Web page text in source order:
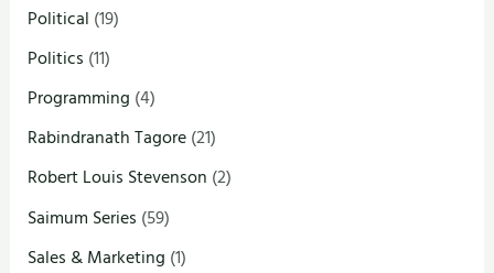
Political (19)
Politics (11)
Programming (4)
Rabindranath Tagore(21)
Robert Louis Stevenson (2)
Saimum Series (59)
Sales & Marketing (1)